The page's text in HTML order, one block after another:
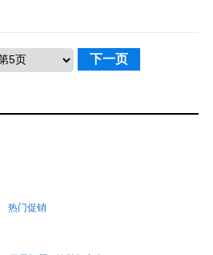
下一页
热门促销